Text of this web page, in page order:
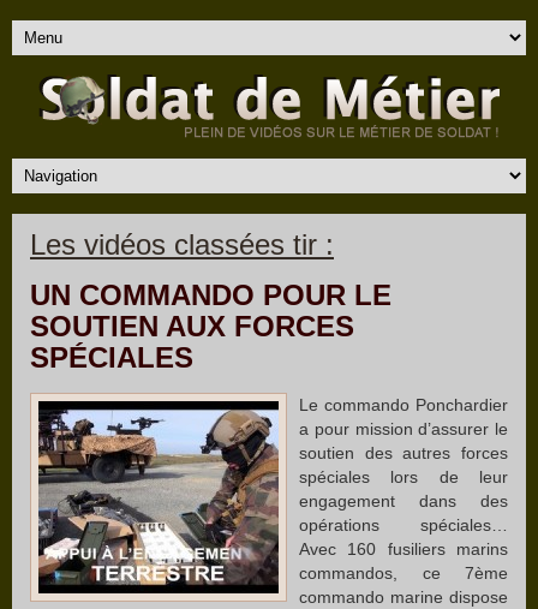
Les vidéos classées tir :
UN COMMANDO POUR LE
SOUTIEN AUX FORCES
SPÉCIALES
Le commando Ponchardier
a pour mission d’assurer le
soutien des autres forces
spéciales lors de leur
engagement dans des
opérations spéciales…
Avec 160 fusiliers marins
commandos, ce 7ème
commando marine dispose